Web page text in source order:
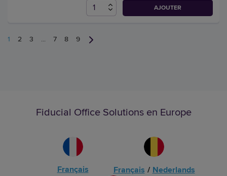
AJOUTER
1 2 3 ... 7 8 9
Fiducial Office Solutions en Europe
Français Français / Nederlands